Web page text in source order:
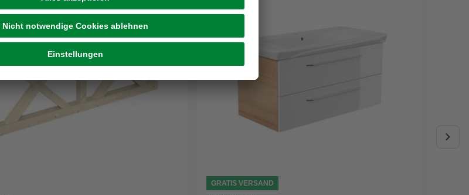
GRATIS VERSAND